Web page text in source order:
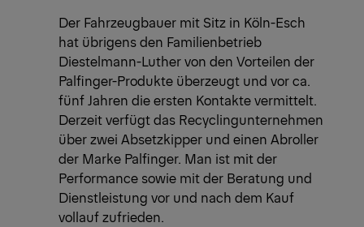
Der Fahrzeugbauer mit Sitz in Köln-Esch
hat übrigens den Familienbetrieb
Diestelmann-Luther von den Vorteilen der
Palfinger-Produkte überzeugt und vor ca.
fünf Jahren die ersten Kontakte vermittelt.
Derzeit verfügt das Recyclingunternehmen
über zwei Absetzkipper und einen Abroller
der Marke Palfinger. Man ist mit der
Performance sowie mit der Beratung und
Dienstleistung vor und nach dem Kauf
vollauf zufrieden.